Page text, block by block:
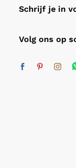
Schrijf je in
Volg ons op